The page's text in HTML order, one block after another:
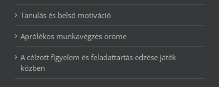
Tanulás és belső motiváció
Aprólékos munkavégzés öröme
A célzott figyelem és feladattartás edzése játék
közben